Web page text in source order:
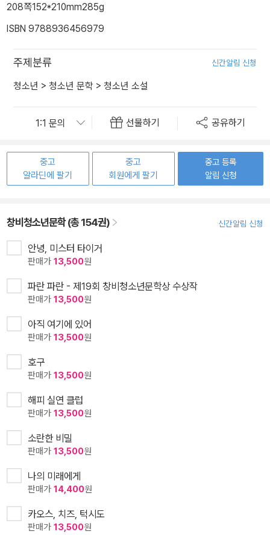
208쪽152*210mm285g
ISBN 9788936456979
주제분류 신간알림 신청
청소년 > 청소년 문학 > 청소년 소설
선물하기 공유하기
중고
알라딘에 팔기
중고
회원에게 팔기
중고 등록
알림 신청
창비청소년문학 (총 154권) 신간알림 신청
안녕, 미스터 타이거
판매가 13,500원
파란 파란 - 제19회 창비청소년문학상 수상작
판매가 13,500원
아직 여기에 있어
판매가 13,500원
호구
판매가 13,500원
해피 실연 클럽
판매가 13,500원
소란한 비밀
판매가 13,500원
나의 미래에게
판매가 14,400원
카오스, 치즈, 턱시도
판매가 13,500원